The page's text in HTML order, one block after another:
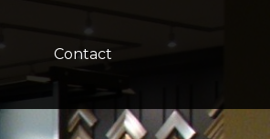
Contact